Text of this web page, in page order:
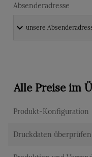
Absenderadresse
Alle Preise im
Produkt-Konfiguration
Druckdaten überprüfen